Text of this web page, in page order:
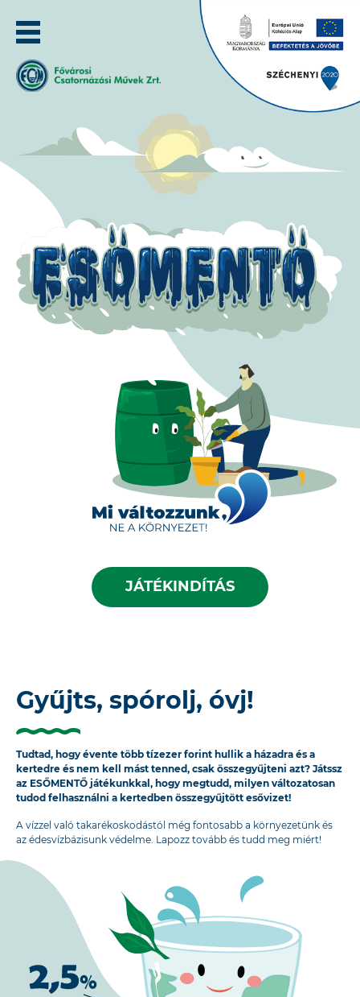
Gyűjts, spórolj, óvj!
Tudtad, hogy évente több tízezer forint hullik a házadra és a
kertedre és nem kell mást tenned, csak összegyűjteni azt? Játssz
az ESŐMENTŐ játékunkkal, hogy megtudd, milyen változatosan
tudod felhasználni a kertedben összegyűjtött esővizet!
A vízzel való takarékoskodástól még fontosabb a környezetünk és
az édesvízbázisunk védelme. Lapozz tovább és tudd meg miért!
JÁTÉKINDÍTÁS